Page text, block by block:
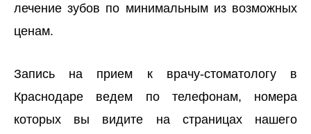
лечение зубов по минимальным из возможных
ценам.
Запись на прием к врачу-стоматологу в
Краснодаре ведем по телефонам, номера
которых вы видите на страницах нашего